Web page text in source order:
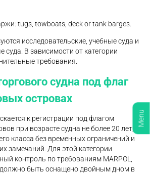
tugs, towboats, deck or tank barges.
исследовательские, учебные суда и
суда. В зависимости от категории
требования.
судна под флаг
островах
к регистрации под флагом
при возрасте судна не более 20 лет,
класса без временных ограничений и
замечаний. Для этой категории
контроль по требованиям MARPOL,
должно быть оснащено двойным дном в
Menu